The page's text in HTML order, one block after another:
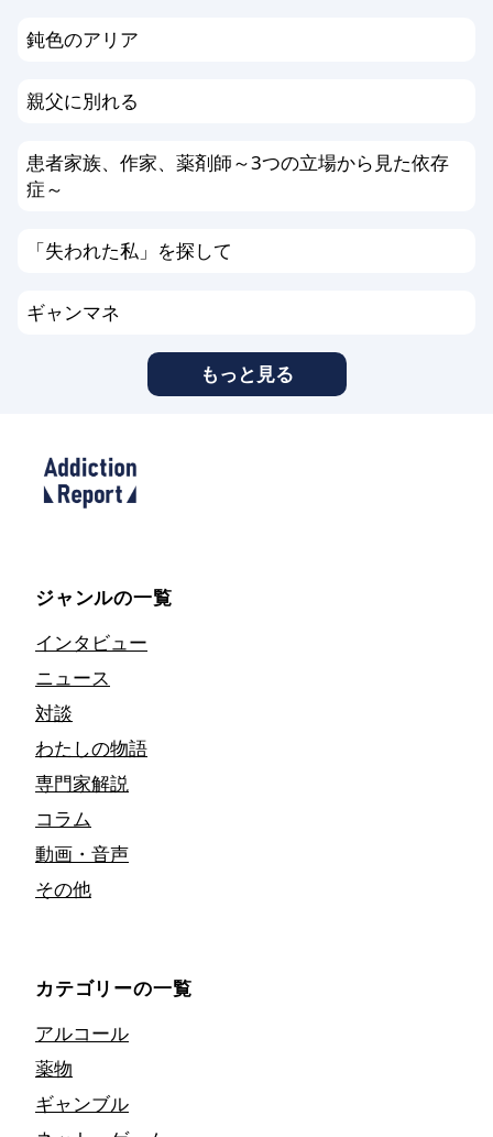
鈍色のアリア
親父に別れる
患者家族、作家、薬剤師～3つの立場から見た依存
症～
「失われた私」を探して
ギャンマネ
もっと見る
ジャンルの一覧
インタビュー
ニュース
対談
わたしの物語
専門家解説
コラム
動画・音声
その他
カテゴリーの一覧
アルコール
薬物
ギャンブル